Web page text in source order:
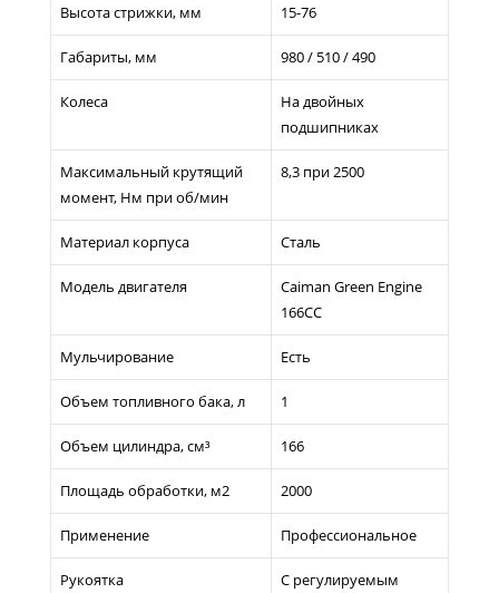
Высота стрижки, мм 15-76
Габариты, мм 980 / 510 / 490
Колеса
На двойных
подшипниках
Максимальный крутящий
момент, Нм при об/мин
8,3 при 2500
Материал корпуса Сталь
Модель двигателя
Caiman Green Engine
166CC
Мульчирование Есть
Объем топливного бака, л 1
Объем цилиндра, см³ 166
Площадь обработки, м2 2000
Применение Профессиональное
Рукоятка
С регулируемым